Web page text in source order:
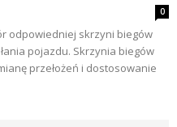
0
odpowiedniej skrzyni biegów
pojazdu. Skrzynia biegów
przełożeń i dostosowanie